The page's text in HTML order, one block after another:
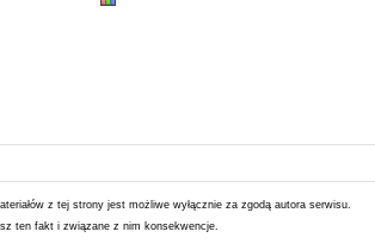
z tej strony jest możliwe wyłącznie za zgodą autora serwisu.
ten fakt i związane z nim konsekwencje.